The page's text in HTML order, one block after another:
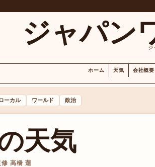
ジャパン
ジ
ホーム 天気 会社概要
ローカル ワールド 政治
天気
高橋 蓮